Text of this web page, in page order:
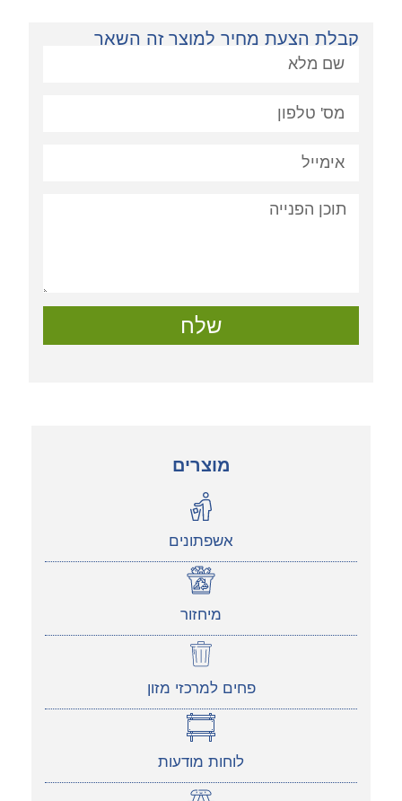
מוצרים
אשפתונים
מיחזור
פחים למרכזי מזון
לוחות מודעות
קבלת הצעת מחיר למוצר זה השאר
פניה:
שלח